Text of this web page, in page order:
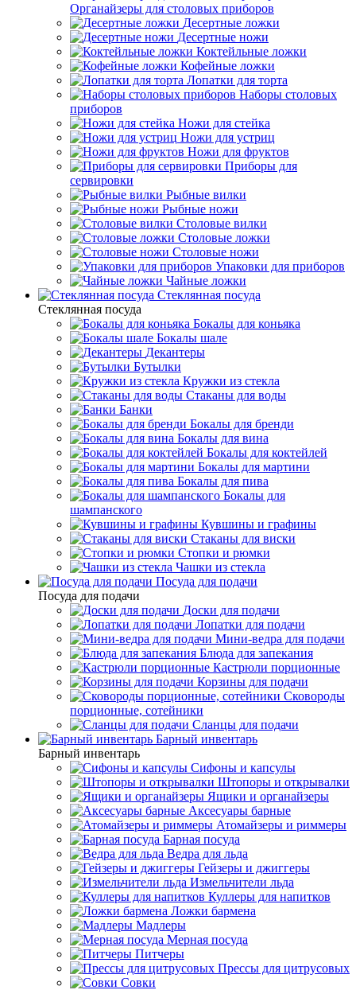
Органайзеры для столовых приборов
Десертные ложки
Десертные ножи
Коктейльные ложки
Кофейные ложки
Лопатки для торта
Наборы столовых
приборов
Ножи для стейка
Ножи для устриц
Ножи для фруктов
Приборы для
сервировки
Рыбные вилки
Рыбные ножи
Столовые вилки
Столовые ложки
Столовые ножи
Упаковки для приборов
Чайные ложки
Стеклянная посуда
Стеклянная посуда
Бокалы для коньяка
Бокалы шале
Декантеры
Бутылки
Кружки из стекла
Стаканы для воды
Банки
Бокалы для бренди
Бокалы для вина
Бокалы для коктейлей
Бокалы для мартини
Бокалы для пива
Бокалы для
шампанского
Кувшины и графины
Стаканы для виски
Стопки и рюмки
Чашки из стекла
Посуда для подачи
Посуда для подачи
Доски для подачи
Лопатки для подачи
Мини-ведра для подачи
Блюда для запекания
Кастрюли порционные
Корзины для подачи
Сковороды
порционные, сотейники
Сланцы для подачи
Барный инвентарь
Барный инвентарь
Сифоны и капсулы
Штопоры и открывалки
Ящики и органайзеры
Аксесуары барные
Атомайзеры и риммеры
Барная посуда
Ведра для льда
Гейзеры и джиггеры
Измельчители льда
Куллеры для напитков
Ложки бармена
Мадлеры
Мерная посуда
Питчеры
Прессы для цитрусовых
Совки